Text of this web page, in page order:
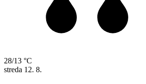
28/13 °C
streda 12. 8.